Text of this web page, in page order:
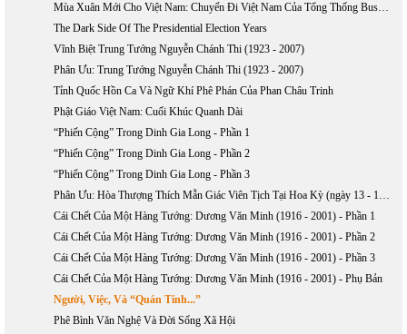
Mùa Xuân Mới Cho Việt Nam: Chuyến Đi Việt Nam Của Tổng Thống Bush, 17 - 20/11/2006
The Dark Side Of The Presidential Election Years
Vĩnh Biệt Trung Tướng Nguyễn Chánh Thi (1923 - 2007)
Phân Ưu: Trung Tướng Nguyễn Chánh Thi (1923 - 2007)
Tỉnh Quốc Hồn Ca Và Ngữ Khí Phê Phán Của Phan Châu Trinh
Phật Giáo Việt Nam: Cuối Khúc Quanh Dài
“Phiến Cộng” Trong Dinh Gia Long - Phần 1
“Phiến Cộng” Trong Dinh Gia Long - Phần 2
“Phiến Cộng” Trong Dinh Gia Long - Phần 3
Phân Ưu: Hòa Thượng Thích Mẫn Giác Viên Tịch Tại Hoa Kỳ (ngày 13 - 10 - 2006)
Cái Chết Của Một Hàng Tướng: Dương Văn Minh (1916 - 2001) - Phần 1
Cái Chết Của Một Hàng Tướng: Dương Văn Minh (1916 - 2001) - Phần 2
Cái Chết Của Một Hàng Tướng: Dương Văn Minh (1916 - 2001) - Phần 3
Cái Chết Của Một Hàng Tướng: Dương Văn Minh (1916 - 2001) - Phụ Bản
Người, Việc, Và “Quán Tính...”
Phê Bình Văn Nghệ Và Đời Sống Xã Hội